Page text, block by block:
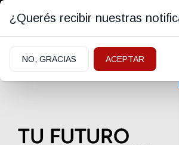
Deportes
¿Querés recibir nuestras
NO, GRACIAS ACEPTAR